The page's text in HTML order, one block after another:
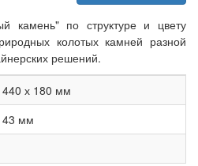
камень" по структуре и цвету
колотых камней разной
решений.
440 х 180 мм
43 мм